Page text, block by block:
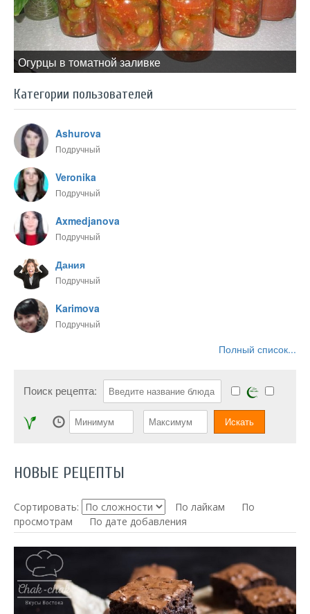
Огурцы в томатной заливке
Категории пользователей
Ashurova
Подручный
Veronika
Подручный
Axmedjanova
Подручный
Дания
Подручный
Karimova
Подручный
Полный список...
Поиск рецепта:
НОВЫЕ РЕЦЕПТЫ
Сортировать: По лайкам
По
просмотрам
По дате добавления